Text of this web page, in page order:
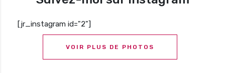
[jr_instagram id="2"]
VOIR PLUS DE PHOTOS